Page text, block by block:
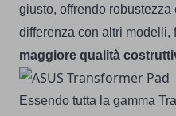
giusto, offrendo
differenza con altri modelli,
maggiore qualità
Essendo tutta la gamma